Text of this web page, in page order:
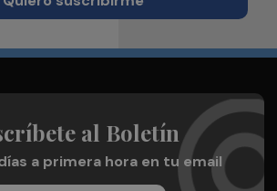
al Boletín
a primera hora en tu email